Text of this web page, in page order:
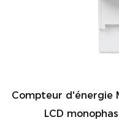
Compteur d'énergie
LCD